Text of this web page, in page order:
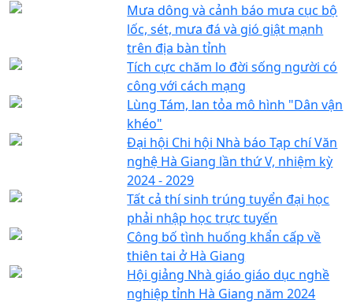
Mưa dông và cảnh báo mưa cục bộ
lốc, sét, mưa đá và gió giật mạnh
trên địa bàn tỉnh
Tích cực chăm lo đời sống người có
công với cách mạng
Lùng Tám, lan tỏa mô hình "Dân vận
khéo"
Đại hội Chi hội Nhà báo Tạp chí Văn
nghệ Hà Giang lần thứ V, nhiệm kỳ
2024 - 2029
Tất cả thí sinh trúng tuyển đại học
phải nhập học trực tuyến
Công bố tình huống khẩn cấp về
thiên tai ở Hà Giang
Hội giảng Nhà giáo giáo dục nghề
nghiệp tỉnh Hà Giang năm 2024